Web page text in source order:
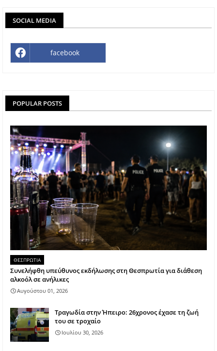
SOCIAL MEDIA
facebook
POPULAR POSTS
ΘΕΣΠΡΩΤΙΑ
Συνελήφθη υπεύθυνος εκδήλωσης στη Θεσπρωτία για διάθεση
αλκοόλ σε ανήλικες
Αυγούστου 01, 2026
Τραγωδία στην Ήπειρο: 26χρονος έχασε τη ζωή
του σε τροχαίο
Ιουλίου 30, 2026